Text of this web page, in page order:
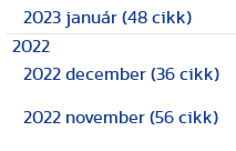
2023 január (48 cikk)
2022
2022 december (36 cikk)
2022 november (56 cikk)